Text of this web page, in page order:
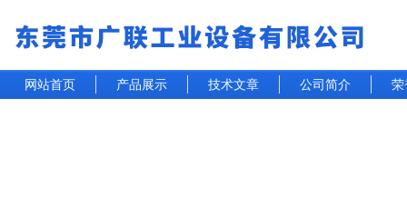
网站首页 产品展示 技术文章 公司简介 荣